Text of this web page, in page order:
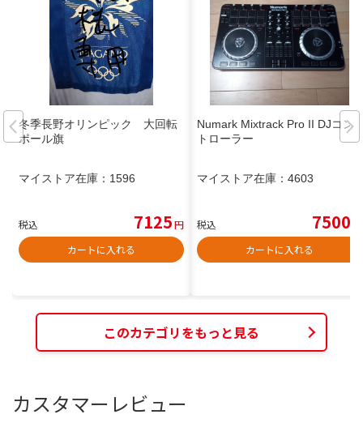
冬季長野オリンピック 大回転
ポール旗
マイストア在庫： 1596
税込 7125円
カートに入れる
Numark Mixtrack Pro II DJコン
トローラー
マイストア在庫： 4603
税込 7500
カートに入れる
このカテゴリをもっと見る
カスタマーレビュー